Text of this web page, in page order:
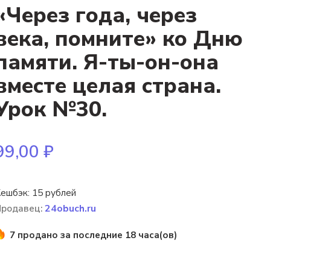
года, через
помните» ко Дню
Я-ты-он-она
целая страна.
№30.
₽
15 рублей
24obuch.ru
7 продано за последние 18 часа(ов)